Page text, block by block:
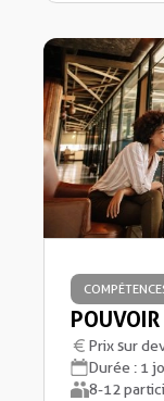
Prix sur
Durée : 1
8-12